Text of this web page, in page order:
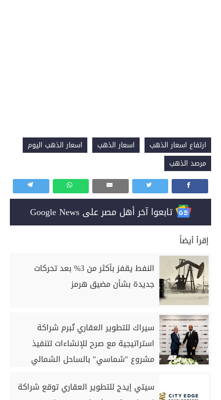
ارتفاع اسعار الذهب اسعار الذهب
اسعار الذهب اليوم
مرصد الذهب
تابعوا آخر أهل مصر على Google News
إقرأ أيضاً
النفط يقفز بأكثر من 3% بعد تحركات
جديدة بشأن مضيق هرمز
سيراك للتطوير العقاري تُبرم شراكة
استراتيجية مع صرح للإنشاءات لتنفيذ
مشروع "شماسي" بالساحل الشمالي
سيتي إيدج للتطوير العقاري توقع شراكة